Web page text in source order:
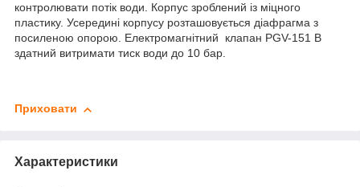
контролювати потік води. Корпус зроблений із міцного
пластику. Усередині корпусу розташовується діафрагма з
посиленою опорою. Електромагнітний клапан PGV-151 B
здатний витримати тиск води до 10 бар.
Приховати
Характеристики